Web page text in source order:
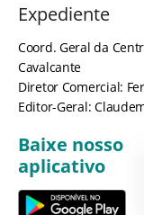
Expediente
Coord. Geral da
Cavalcante
Diretor Comercial:
Editor-Geral:
Baixe nosso
aplicativo